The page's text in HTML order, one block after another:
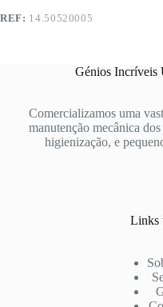
REF: 14.50520005
Génios Incríveis
Comercializamos uma
manutenção mecânica
higienização, e
Links